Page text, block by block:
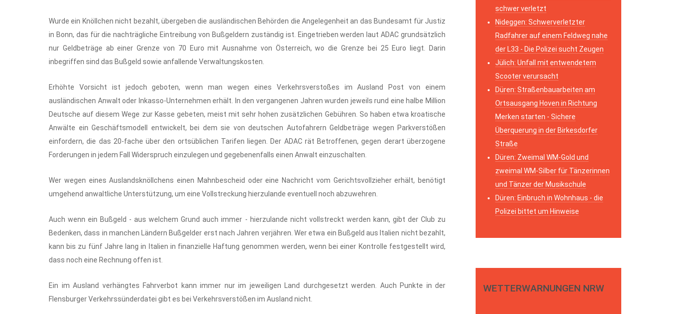
Wurde ein Knöllchen nicht bezahlt, übergeben die ausländischen Behörden die Angelegenheit an das Bundesamt für Justiz
in Bonn, das für die nachträgliche Eintreibung von Bußgeldern zuständig ist. Eingetrieben werden laut ADAC grundsätzlich
nur Geldbeträge ab einer Grenze von 70 Euro mit Ausnahme von Österreich, wo die Grenze bei 25 Euro liegt. Darin
inbegriffen sind das Bußgeld sowie anfallende Verwaltungskosten.
Erhöhte Vorsicht ist jedoch geboten, wenn man wegen eines Verkehrsverstoßes im Ausland Post von einem
ausländischen Anwalt oder Inkasso-Unternehmen erhält. In den vergangenen Jahren wurden jeweils rund eine halbe Million
Deutsche auf diesem Wege zur Kasse gebeten, meist mit sehr hohen zusätzlichen Gebühren. So haben etwa kroatische
Anwälte ein Geschäftsmodell entwickelt, bei dem sie von deutschen Autofahrern Geldbeträge wegen Parkverstößen
einfordern, die das 20-fache über den ortsüblichen Tarifen liegen. Der ADAC rät Betroffenen, gegen derart überzogene
Forderungen in jedem Fall Widerspruch einzulegen und gegebenenfalls einen Anwalt einzuschalten.
Wer wegen eines Auslandsknöllchens einen Mahnbescheid oder eine Nachricht vom Gerichtsvollzieher erhält, benötigt
umgehend anwaltliche Unterstützung, um eine Vollstreckung hierzulande eventuell noch abzuwehren.
Auch wenn ein Bußgeld - aus welchem Grund auch immer - hierzulande nicht vollstreckt werden kann, gibt der Club zu
Bedenken, dass in manchen Ländern Bußgelder erst nach Jahren verjähren. Wer etwa ein Bußgeld aus Italien nicht bezahlt,
kann bis zu fünf Jahre lang in Italien in finanzielle Haftung genommen werden, wenn bei einer Kontrolle festgestellt wird,
dass noch eine Rechnung offen ist.
Ein im Ausland verhängtes Fahrverbot kann immer nur im jeweiligen Land durchgesetzt werden. Auch Punkte in der
Flensburger Verkehrssünderdatei gibt es bei Verkehrsverstößen im Ausland nicht.
schwer verletzt
Nideggen: Schwerverletzter
Radfahrer auf einem Feldweg nahe
der L33 - Die Polizei sucht Zeugen
Jülich: Unfall mit entwendetem
Scooter verursacht
Düren: Straßenbauarbeiten am
Ortsausgang Hoven in Richtung
Merken starten - Sichere
Überquerung in der Birkesdorfer
Straße
Düren: Zweimal WM-Gold und
zweimal WM-Silber für Tänzerinnen
und Tänzer der Musikschule
Düren: Einbruch in Wohnhaus - die
Polizei bittet um Hinweise
WETTERWARNUNGEN NRW